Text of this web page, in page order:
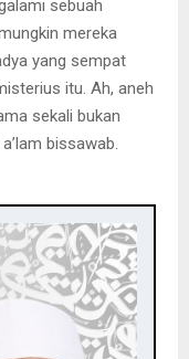
sebuah
mereka
yang sempat
itu. Ah, aneh
sekali bukan
bissawab.